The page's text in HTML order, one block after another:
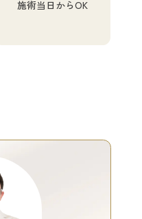
施術当日からOK